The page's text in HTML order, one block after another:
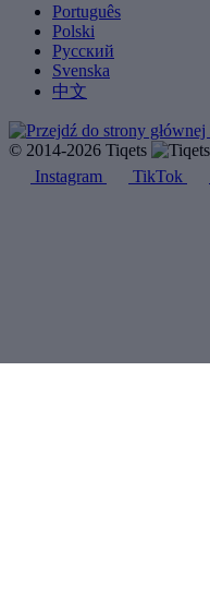
Português
Polski
Русский
Svenska
中文
© 2014-2026 Tiqets
Instagram
TikTok